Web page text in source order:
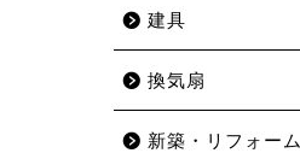
建具
換気扇
新築・リフォーム